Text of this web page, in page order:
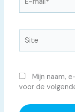
mail*
Mijn naam,
voor de